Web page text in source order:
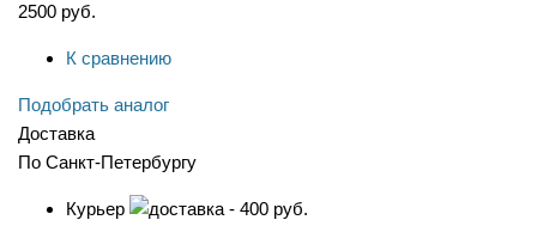
2500 руб.
К сравнению
Подобрать аналог
Доставка
По Санкт-Петербургу
Курьер
- 400 руб.